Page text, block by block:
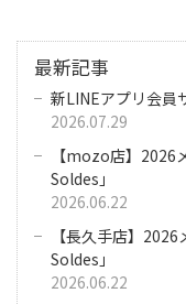
最新記事
新LINEアプリ会員
2026.07.29
【mozo店】
Soldes」
2026.06.22
【長久手店】
Soldes」
2026.06.22